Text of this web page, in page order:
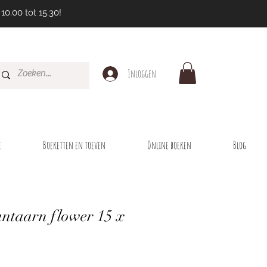
tot 15.30!
Inloggen
flower 15 x
Boeketten en toeven Online boeken Blog